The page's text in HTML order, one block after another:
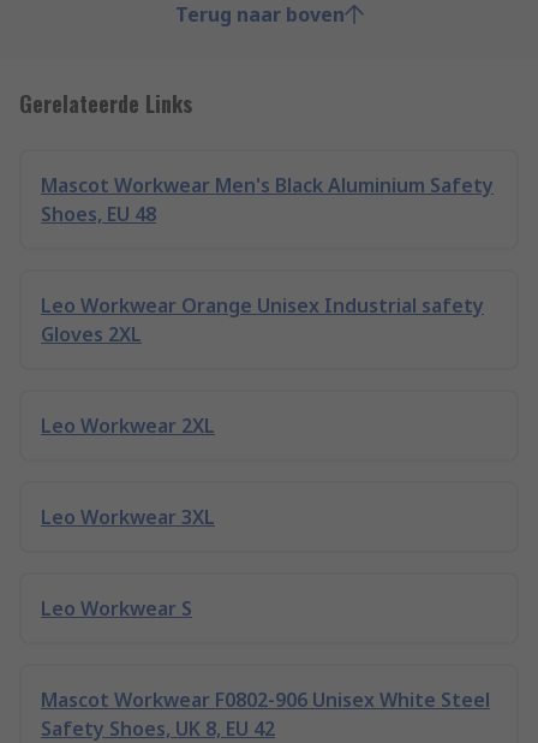
Terug naar boven
Gerelateerde Links
Mascot Workwear Men's Black Aluminium Safety
Shoes, EU 48
Leo Workwear Orange Unisex Industrial safety
Gloves 2XL
Leo Workwear 2XL
Leo Workwear 3XL
Leo Workwear S
Mascot Workwear F0802-906 Unisex White Steel
Safety Shoes, UK 8, EU 42